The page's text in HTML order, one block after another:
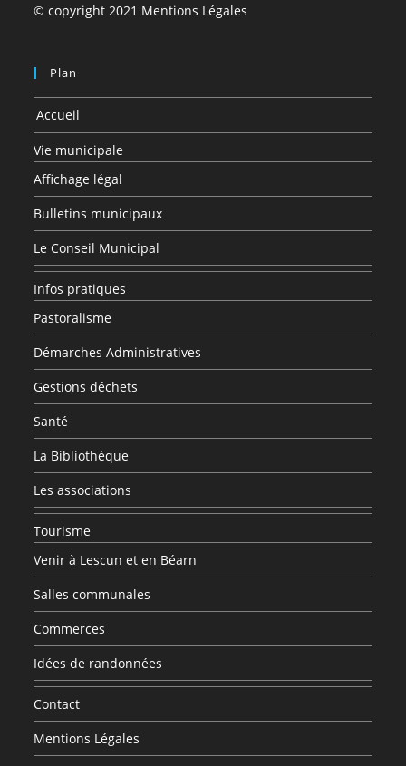
© copyright 2021 Mentions Légales
Plan
Accueil
Vie municipale
Affichage légal
Bulletins municipaux
Le Conseil Municipal
Infos pratiques
Pastoralisme
Démarches Administratives
Gestions déchets
Santé
La Bibliothèque
Les associations
Tourisme
Venir à Lescun et en Béarn
Salles communales
Commerces
Idées de randonnées
Contact
Mentions Légales